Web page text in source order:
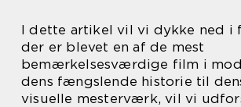
I dette artikel vil vi dykke ned i
der er blevet en af de mest
bemærkelsesværdige film i
dens fængslende historie til
visuelle mesterværk, vil vi